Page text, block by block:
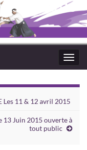
de
Les 11 & 12 avril 2015
Juin 2015 ouverte à
tout public